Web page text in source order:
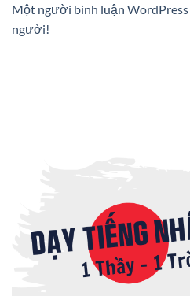
Một người bình luận WordPress
người!